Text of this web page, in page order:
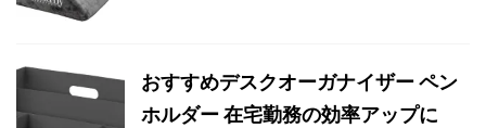
おすすめデスクオーガナイザー ペン
ホルダー 在宅勤務の効率アップに